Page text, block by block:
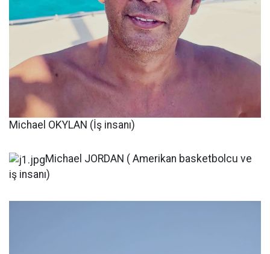
Michael OKYLAN (İş insanı)
Michael JORDAN ( Amerikan basketbolcu ve
iş insanı)